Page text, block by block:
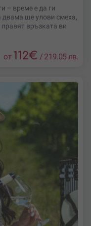
– време е да ги
двама ще улови смеха,
връзката ви
от 112€ / 219.05 лв.